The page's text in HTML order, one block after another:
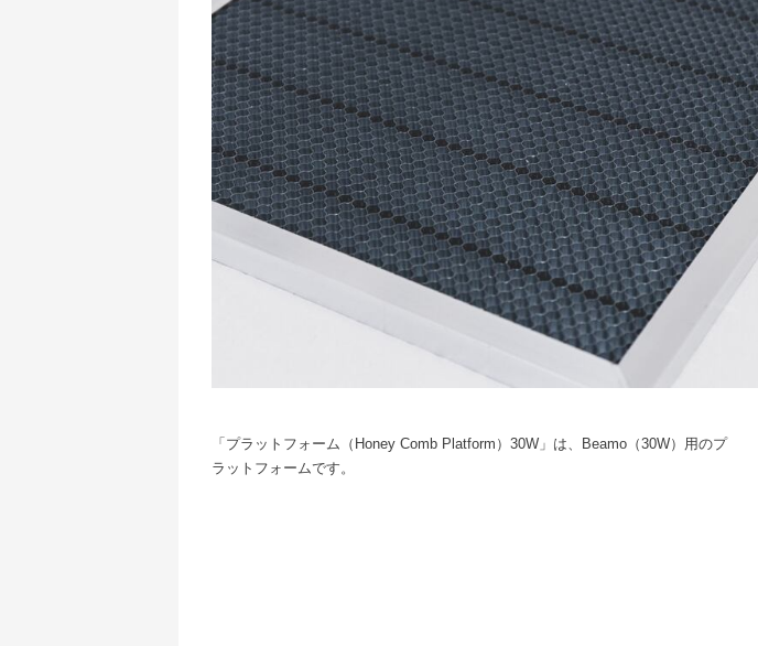
「プラットフォーム（Honey Comb Platform）30W」は、Beamo（30W）用のプ
ラットフォームです。